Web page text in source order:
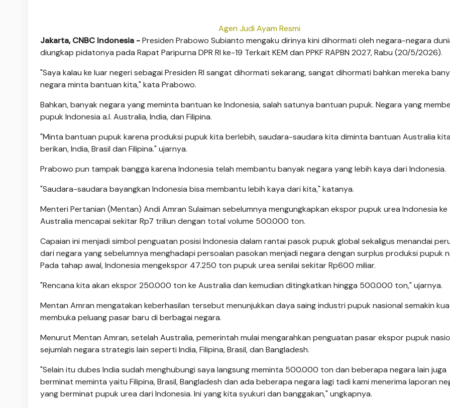
Agen Judi Ayam Resmi
Jakarta, CNBC Indonesia -Presiden Prabowo Subianto mengaku dirinya kini dihormati oleh negara-negara
diungkap pidatonya pada Rapat Paripurna DPR RI ke-19 Terkait KEM dan PPKF RAPBN 2027, Rabu (20/5/2026).
"Saya kalau ke luar negeri sebagai Presiden RI sangat dihormati sekarang, sangat dihormati bahkan mereka
negara minta bantuan kita," kata Prabowo.
Bahkan, banyak negara yang meminta bantuan ke Indonesia, salah satunya bantuan pupuk. Negara yang
pupuk Indonesia a.l. Australia, India, dan Filipina.
"Minta bantuan pupuk karena produksi pupuk kita berlebih, saudara-saudara kita diminta bantuan Australia kita
berikan, India, Brasil dan Filipina." ujarnya.
Prabowo pun tampak bangga karena Indonesia telah membantu banyak negara yang lebih kaya dari Indonesia.
"Saudara-saudara bayangkan Indonesia bisa membantu lebih kaya dari kita," katanya.
Menteri Pertanian (Mentan) Andi Amran Sulaiman sebelumnya mengungkapkan ekspor pupuk urea Indonesia ke
Australia mencapai sekitar Rp7 triliun dengan total volume 500.000 ton.
Capaian ini menjadi simbol penguatan posisi Indonesia dalam rantai pasok pupuk global sekaligus menandai
dari negara yang sebelumnya menghadapi persoalan pasokan menjadi negara dengan surplus produksi pupuk
Pada tahap awal, Indonesia mengekspor 47.250 ton pupuk urea senilai sekitar Rp600 miliar.
"Rencana kita akan ekspor 250.000 ton ke Australia dan kemudian ditingkatkan hingga 500.000 ton," ujarnya.
Mentan Amran mengatakan keberhasilan tersebut menunjukkan daya saing industri pupuk nasional semakin
membuka peluang pasar baru di berbagai negara.
Menurut Mentan Amran, setelah Australia, pemerintah mulai mengarahkan penguatan pasar ekspor pupuk
sejumlah negara strategis lain seperti India, Filipina, Brasil, dan Bangladesh.
"Selain itu dubes India sudah menghubungi saya langsung meminta 500.000 ton dan beberapa negara lain juga
berminat meminta yaitu Filipina, Brasil, Bangladesh dan ada beberapa negara lagi tadi kami menerima laporan
yang berminat pupuk urea dari Indonesia. Ini yang kita syukuri dan banggakan," ungkapnya.